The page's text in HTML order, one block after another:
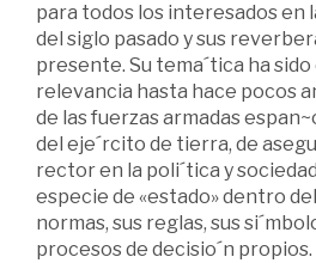
para todos los interesados en
del siglo pasado y sus
presente. Su tema´tica ha
relevancia hasta hace pocos
de las fuerzas armadas
del eje´rcito de tierra, de
rector en la poli´tica y
especie de «estado» dentro
normas, sus reglas, sus
procesos de decisio´n